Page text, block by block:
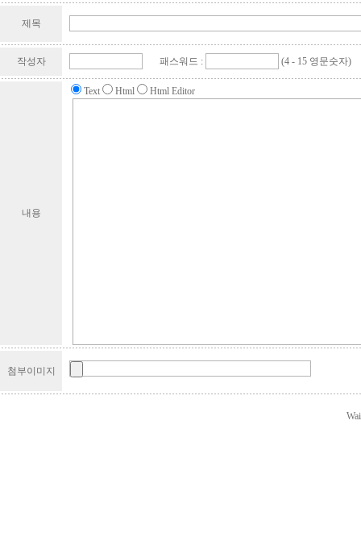
제목
작성자 패스워드 : (4 - 15 영문숫자)
내용
Text Html Html Editor
첨부이미지